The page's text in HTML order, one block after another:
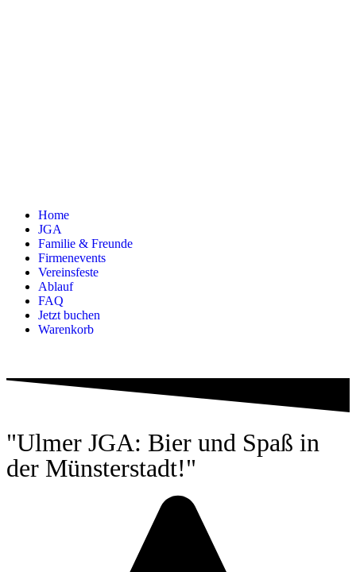
Home
JGA
Familie & Freunde
Fir­men­events
Ver­eins­feste
Ablauf
FAQ
Jetzt buchen
Warenkorb
"Ulmer JGA: Bier und Spaß in
der Müns­ter­stadt!"